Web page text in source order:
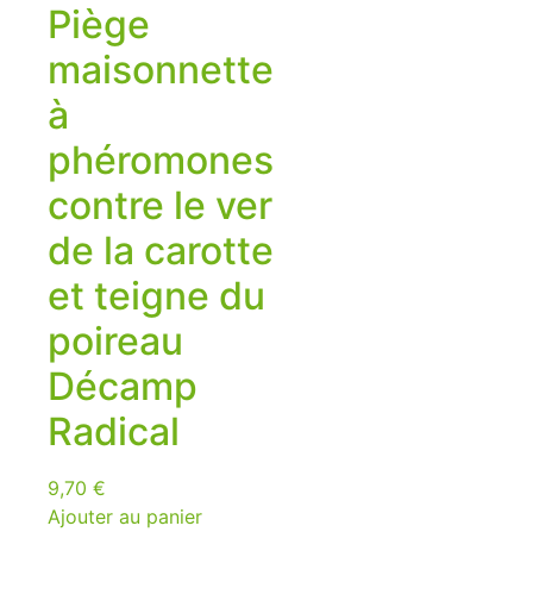
Piège
maisonnette
à
phéromones
contre le ver
de la carotte
et teigne du
poireau
Décamp
Radical
9,70 €
Ajouter au panier